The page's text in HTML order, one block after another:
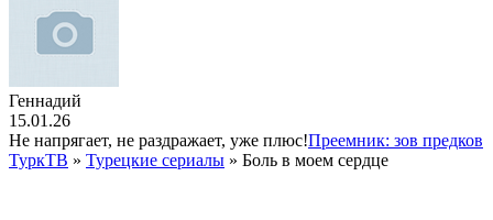
Геннадий
15.01.26
Не напрягает, не раздражает, уже плюс!Преемник: зов предков
ТуркТВ » Турецкие сериалы » Боль в моем сердце